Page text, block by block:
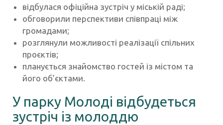
відбулася офіційна зустріч у міській раді;
обговорили перспективи співпраці між
громадами;
розглянули можливості реалізації спільних
проєктів;
планується знайомство гостей із містом та
його об’єктами.
У парку Молоді відбудеться
зустріч із молоддю